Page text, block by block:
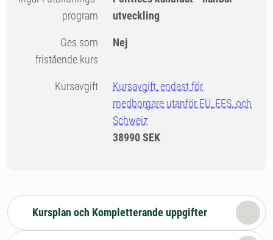
program
utveckling
Ges som
fristående kurs
Nej
Kursavgift
Kursavgift, endast för
medborgare utanför EU, EES, och
Schweiz
38990 SEK
Kursplan och Kompletterande uppgifter